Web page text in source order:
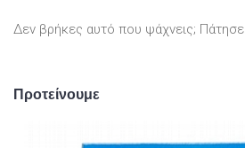
Δεν βρήκες αυτό που ψάχνεις; Πάτησε
Προτείνουμε